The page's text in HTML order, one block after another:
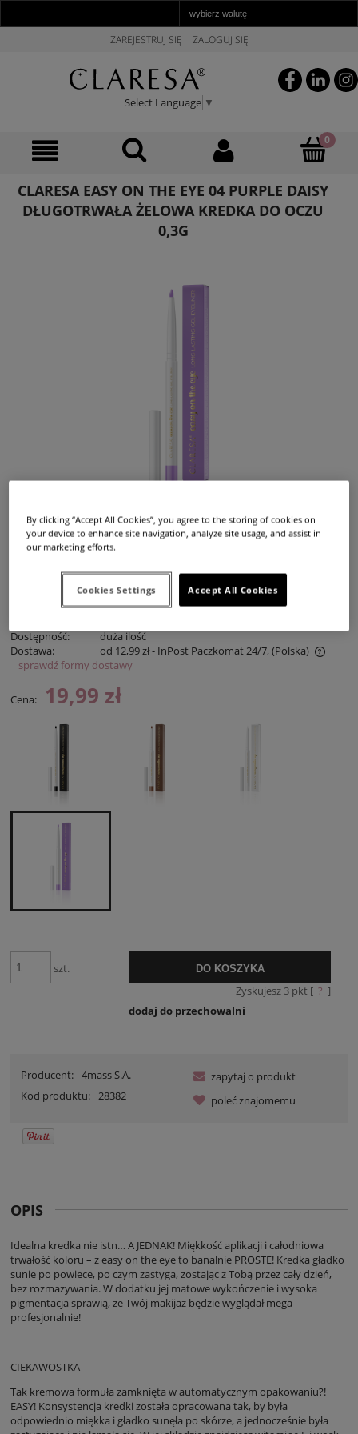
ZAREJESTRUJ SIĘ ZALOGUJ SIĘ
Select Language ▼
CLARESA EASY ON THE EYE 04 PURPLE DAISY
DŁUGOTRWAŁA ŻELOWA KREDKA DO OCZU
0,3G
Dostępność:
duża ilość
Dostawa:
od 12,99 zł- InPost Paczkomat 24/7, (Polska)
Cena nie zawiera ewentualnych kosztów płatności
sprawdź formy dostawy
Cena: 19,99 zł
szt. DO KOSZYKA
Zyskujesz 3 pkt [ ? ]
dodaj do przechowalni
Producent: 4mass S.A.
Kod produktu: 28382
zapytaj o produkt
poleć znajomemu
OPIS
Idealna kredka nie istn… A JEDNAK! Miękkość aplikacji i całodniowa
trwałość koloru – z easy on the eye to banalnie PROSTE! Kredka gładko
sunie po powiece, po czym zastyga, zostając z Tobą przez cały dzień,
bez rozmazywania. W dodatku jej matowe wykończenie i wysoka
pigmentacja sprawią, że Twój makijaż będzie wyglądał mega
profesjonalnie!
CIEKAWOSTKA
Tak kremowa formuła zamknięta w automatycznym opakowaniu?!
EASY! Konsystencja kredki została opracowana tak, by była
odpowiednio miękka i gładko sunęła po skórze, a jednocześnie była
By clicking “Accept All Cookies”, you agree to the storing of cookies on
your device to enhance site navigation, analyze site usage, and assist in
our marketing efforts.
Accept All Cookies
Cookies Settings